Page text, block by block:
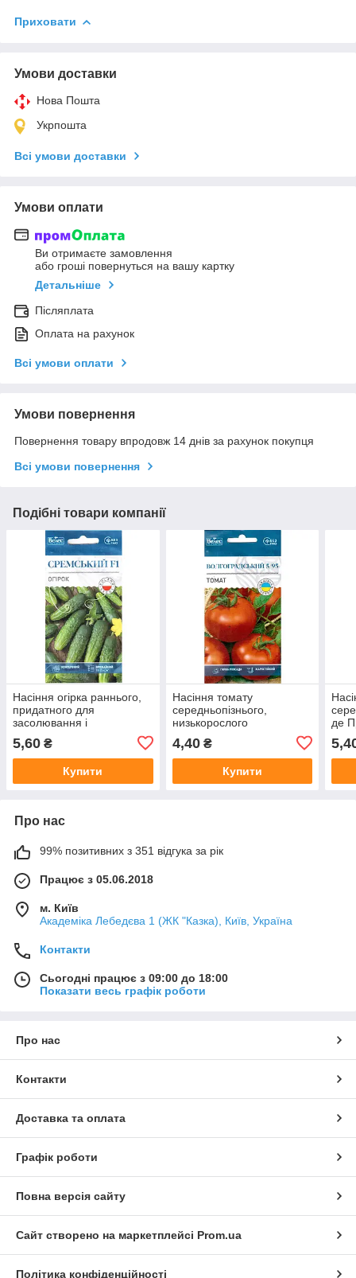
Приховати
Умови доставки
Нова Пошта
Укрпошта
Всі умови доставки
Умови оплати
Ви отримаєте замовлення
або гроші повернуться на вашу картку
Детальніше
Післяплата
Оплата на рахунок
Всі умови оплати
Умови повернення
Повернення товару впродовж 14 днів за рахунок покупця
Всі умови повернення
Подібні товари компанії
Насіння огірка раннього,
придатного для
засолювання і
"Сремський" F1 (0,5 г) від
ТМ "Велес"
5,60 ₴
Купити
Насіння томату
середньопізнього,
низькорослого
"Вовгоградський 5/95" (0,3
г) від ТМ "Велес", Україна
4,40₴
Купити
де
Про нас
99% позитивних з 351 відгука за рік
Працює з 05.06.2018
м. Київ
Академіка Лебедєва 1 (ЖК "Казка), Київ, Україна
Контакти
Сьогодні працює з 09:00 до 18:00
Показати весь графік роботи
Про нас
Контакти
Доставка та оплата
Графік роботи
Повна версія сайту
Сайт створено на маркетплейсі Prom.ua
Політика конфіденційності